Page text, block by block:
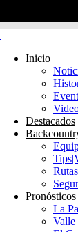
Inicio
Destacados
Rutas
Pronósticos
La
Valle